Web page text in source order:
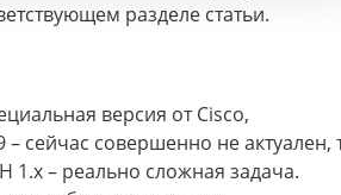
разделе статьи.
версия от Cisco,
сейчас совершенно не актуален,
1.x – реально сложная задача.